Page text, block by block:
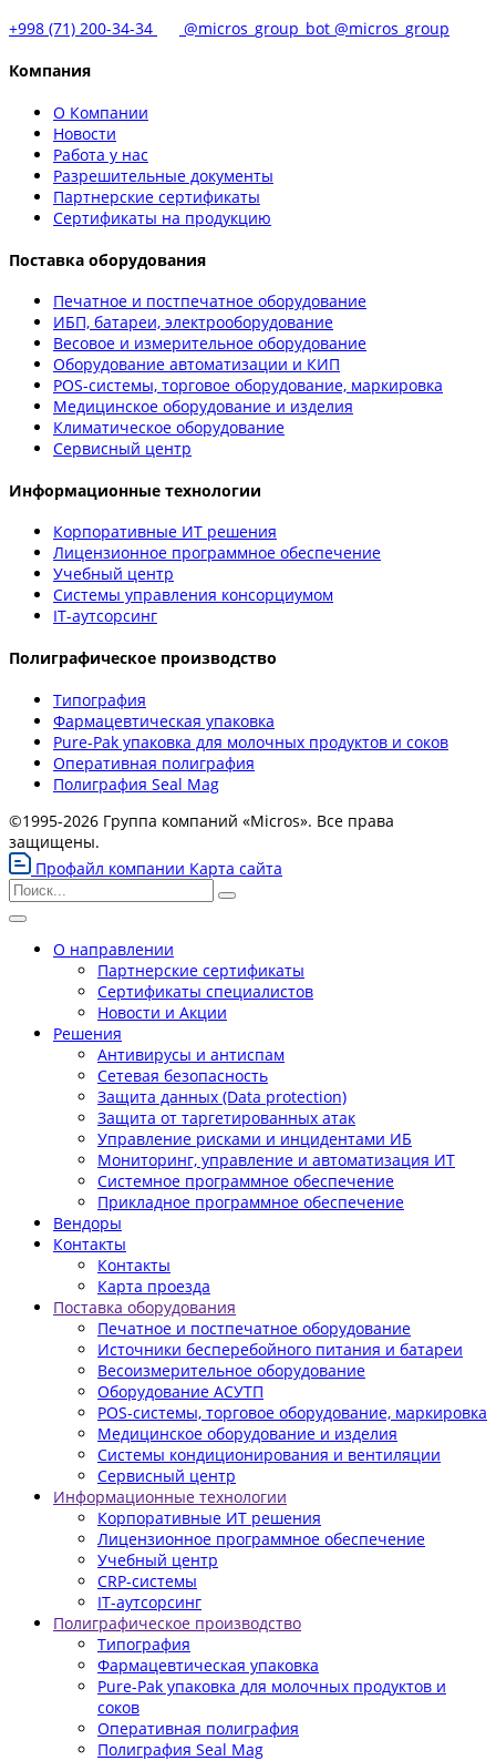
+998 (71) 200-34-34 @micros_group_bot @micros_group
Компания
О Компании
Новости
Работа у нас
Разрешительные документы
Партнерские сертификаты
Сертификаты на продукцию
Поставка оборудования
Печатное и постпечатное оборудование
ИБП, батареи, электрооборудование
Весовое и измерительное оборудование
Оборудование автоматизации и КИП
POS-системы, торговое оборудование, маркировка
Медицинское оборудование и изделия
Климатическое оборудование
Сервисный центр
Информационные технологии
Корпоративные ИТ решения
Лицензионное программное обеспечение
Учебный центр
Системы управления консорциумом
IT-аутсорсинг
Полиграфическое производство
Типография
Фармацевтическая упаковка
Pure-Pak упаковка для молочных продуктов и соков
Оперативная полиграфия
Полиграфия Seal Mag
©1995-2026 Группа компаний «Micros». Все права
защищены.
Профайл компании Карта сайта
О направлении
Партнерские сертификаты
Сертификаты специалистов
Новости и Акции
Решения
Антивирусы и антиспам
Сетевая безопасность
Защита данных (Data protection)
Защита от таргетированных атак
Управление рисками и инцидентами ИБ
Мониторинг, управление и автоматизация ИТ
Системное программное обеспечение
Прикладное программное обеспечение
Вендоры
Контакты
Контакты
Карта проезда
Поставка оборудования
Печатное и постпечатное оборудование
Источники бесперебойного питания и батареи
Весоизмерительное оборудование
Оборудование АСУТП
POS-системы, торговое оборудование, маркировка
Медицинское оборудование и изделия
Системы кондиционирования и вентиляции
Сервисный центр
Информационные технологии
Корпоративные ИТ решения
Лицензионное программное обеспечение
Учебный центр
CRP-системы
IT-аутсорсинг
Полиграфическое производство
Типография
Фармацевтическая упаковка
Pure-Pak упаковка для молочных продуктов и
соков
Оперативная полиграфия
Полиграфия Seal Mag